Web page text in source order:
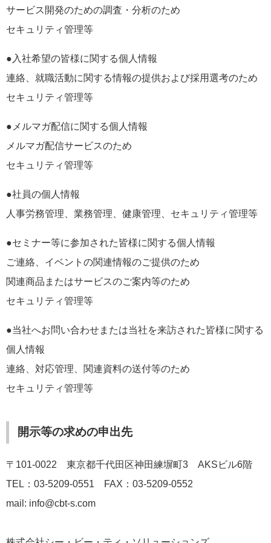
サービス開発のための調査・分析のため
セキュリティ管理等
●入社希望の皆様に関する個人情報
連絡、就職活動に関する情報の提供および採用選考のため
セキュリティ管理等
●メルマガ配信に関する個人情報
メルマガ配信サービスのため
セキュリティ管理等
●社員の個人情報
人事労務管理、業務管理、健康管理、セキュリティ管理等
●セミナー等に参加された皆様に関する個人情報
ご連絡、イベントの関連情報のご提供のため
関連商品またはサービスのご案内等のため
セキュリティ管理等
●当社へお問い合わせまたは当社を来訪された皆様に関する
個人情報
連絡、対応管理、関連資料の送付等のため
セキュリティ管理等
開示等の求めの申出先
〒101-0022 東京都千代田区神田練塀町3 AKSビル6階
TEL：03-5209-0551 FAX：03-5209-0552
mail: info@cbt-s.com